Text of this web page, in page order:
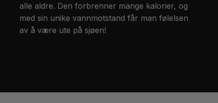
alle aldre. Den forbrenner mange kalorier, og
med sin unike vannmotstand får man følelsen
av å være ute på sjøen!